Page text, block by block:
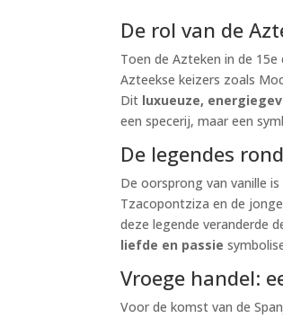
De rol van de
Toen de Azteken in de
Azteekse keizers zoals
Dit luxueuze,
een specerij, maar een
De legendes
De oorsprong van vanille
Tzacopontziza en de
deze legende veranderde
liefde en passie
Vroege handel:
Voor de komst van de